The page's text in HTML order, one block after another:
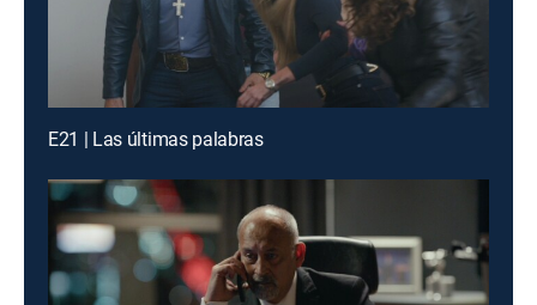
E21 | Las últimas palabras